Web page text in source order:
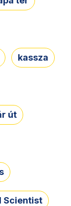
kassza
út
Scientist